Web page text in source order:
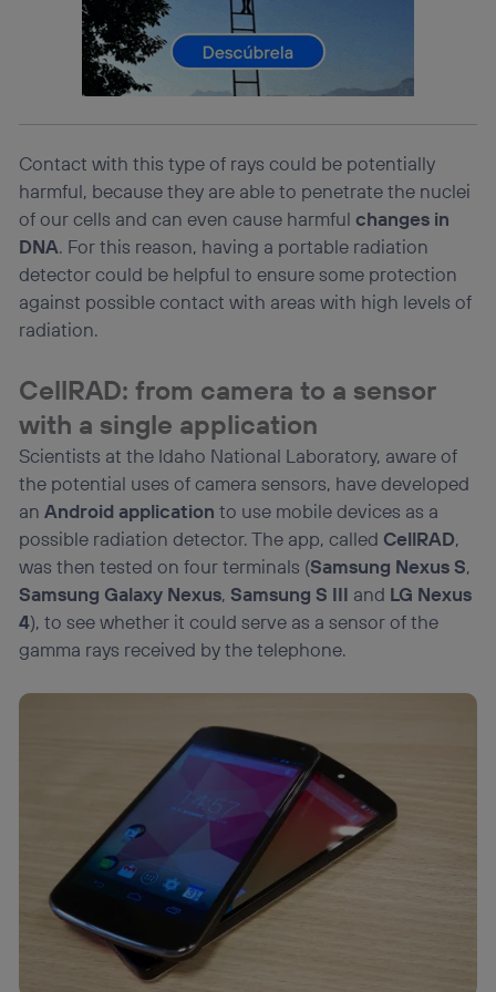
Contact with this type of rays could be potentially
harmful, because they are able to penetrate the nuclei
of our cells and can even cause harmfulchanges in
DNA. For this reason, having a portable radiation
detector could be helpful to ensure some protection
against possible contact with areas with high levels of
radiation.
CellRAD: from camera to a sensor
with a single application
Scientists at the Idaho National Laboratory, aware of
the potential uses of camera sensors, have developed
anAndroid application to use mobile devices as a
possible radiation detector. The app, called CellRAD,
was then tested on four terminals (Samsung Nexus S,
Samsung Galaxy Nexus,Samsung S III and LG Nexus
4), to see whether it could serve as a sensor of the
gamma rays received by the telephone.
consienta el uso de la tecnología recibirá el mismo
identificador. Típicamente:
Si utilizas una conexión de banda ancha
el marketing o análisis se realizará en función de las
actividades de navegación de los miembros del hogar
que hayan dado su consentimiento.
Si utilizas
datos móviles
, el marketing será más
personalizado, ya que se basará únicamente en la
navegación del usuario del móvil.
Puedes gestionar los consentimientos Utiq seleccionando
“Administrar Utiq” en la parte inferior de esta página web o
visitando el portal de privacidad de Utiq
(“consenthub”). Para más información, consulta
la política de privacidad de Utiq.